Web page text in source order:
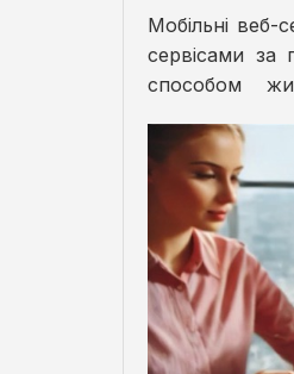
Мобільні веб-
сервісами
способом